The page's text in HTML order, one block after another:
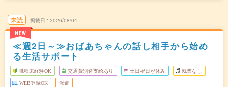
未読
NEW
掲載日 2026/08/04
≪週2日～≫おばあちゃんの話し相手から始め
る生活サポート
職種未経験OK 交通費別途支給あり 土日祝日が休み 残業なし
WEB登録OK 派遣